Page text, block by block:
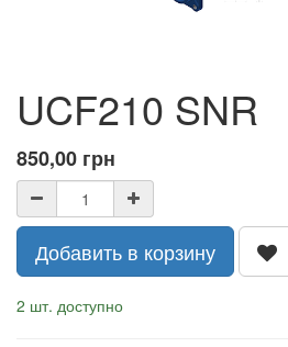
UCF210 SNR
850,00 грн
Добавить в корзину
2 шт. доступно